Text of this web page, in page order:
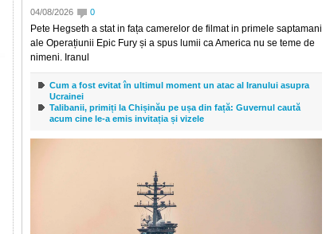
04/08/2026 0
Pete Hegseth a stat in fața camerelor de filmat in primele saptamani
ale Operațiunii Epic Fury și a spus lumii ca America nu se teme de
nimeni. Iranul
Cum a fost evitat în ultimul moment un atac al Iranului asupra
Ucrainei
Talibanii, primiți la Chișinău pe ușa din față: Guvernul caută
acum cine le-a emis invitația și vizele